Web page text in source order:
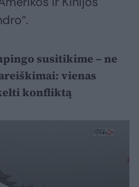
susitikime – ne
vienas
konfliktą